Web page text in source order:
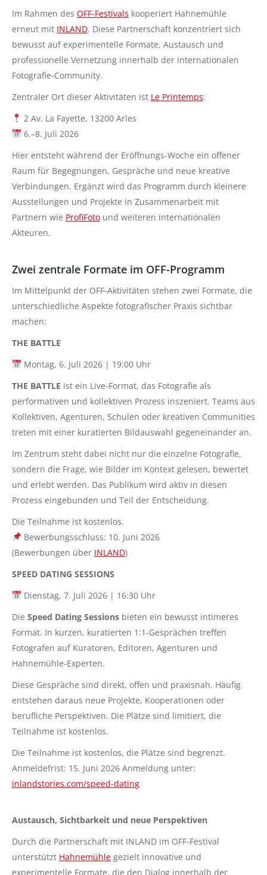
Im Rahmen des OFF-Festivals kooperiert Hahnemühle
erneut mit INLAND. Diese Partnerschaft konzentriert sich
bewusst auf experimentelle Formate, Austausch und
professionelle Vernetzung innerhalb der internationalen
Fotografie-Community.
Zentraler Ort dieser Aktivitäten ist Le Printemps:
2 Av. La Fayette, 13200 Arles
6.–8. Juli 2026
Hier entsteht während der Eröffnungs-Woche ein offener
Raum für Begegnungen, Gespräche und neue kreative
Verbindungen. Ergänzt wird das Programm durch kleinere
Ausstellungen und Projekte in Zusammenarbeit mit
Partnern wie ProfiFoto und weiteren internationalen
Akteuren.
Zwei zentrale Formate im OFF-Programm
Im Mittelpunkt der OFF-Aktivitäten stehen zwei Formate, die
unterschiedliche Aspekte fotografischer Praxis sichtbar
machen:
THE BATTLE
Montag, 6. Juli 2026 | 19:00 Uhr
THE BATTLE ist ein Live-Format, das Fotografie als
performativen und kollektiven Prozess inszeniert. Teams aus
Kollektiven, Agenturen, Schulen oder kreativen Communities
treten mit einer kuratierten Bildauswahl gegeneinander an.
Im Zentrum steht dabei nicht nur die einzelne Fotografie,
sondern die Frage, wie Bilder im Kontext gelesen, bewertet
und erlebt werden. Das Publikum wird aktiv in diesen
Prozess eingebunden und Teil der Entscheidung.
Die Teilnahme ist kostenlos.
Bewerbungsschluss: 10. Juni 2026
(Bewerbungen über INLAND)
SPEED DATING SESSIONS
Dienstag, 7. Juli 2026 | 16:30 Uhr
Die Speed Dating Sessions bieten ein bewusst intimeres
Format. In kurzen, kuratierten 1:1-Gesprächen treffen
Fotografen auf Kuratoren, Editoren, Agenturen und
Hahnemühle-Experten.
Diese Gespräche sind direkt, offen und praxisnah. Häufig
entstehen daraus neue Projekte, Kooperationen oder
berufliche Perspektiven. Die Plätze sind limitiert, die
Teilnahme ist kostenlos.
Die Teilnahme ist kostenlos, die Plätze sind begrenzt.
Anmeldefrist: 15. Juni 2026 Anmeldung unter:
inlandstories.com/speed-dating
Austausch, Sichtbarkeit und neue Perspektiven
Durch die Partnerschaft mit INLAND im OFF-Festival
unterstützt Hahnemühle gezielt innovative und
experimentelle Formate, die den Dialog innerhalb der